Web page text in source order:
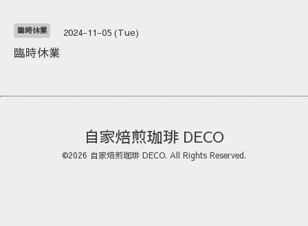
臨時休業 2024-11-05 (Tue)
臨時休業
自家焙煎珈琲 DECO
©2026 自家焙煎珈琲 DECO. All Rights Reserved.